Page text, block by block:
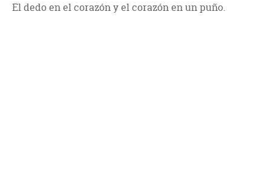
El dedo en el corazón y el corazón en un puño.